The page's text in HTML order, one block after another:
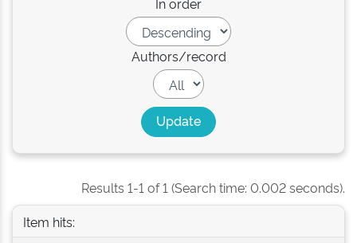
Authors/record
Results 1-1 of 1 (Search time: 0.002 seconds).
Item hits: